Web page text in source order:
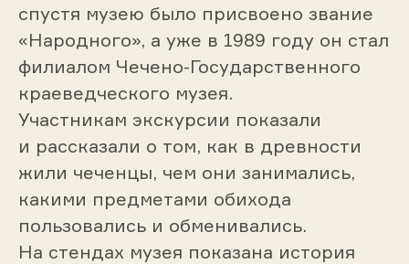
спустя музею было присвоено звание
«Народного», а уже в 1989 году он стал
филиалом Чечено-Государственного
краеведческого музея.
Участникам экскурсии показали
и рассказали о том, как в древности
жили чеченцы, чем они занимались,
какими предметами обихода
пользовались и обменивались.
На стендах музея показана история